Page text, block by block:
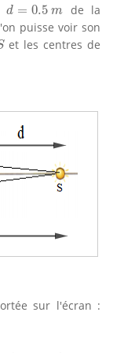
d = 0.5 m
d 0.5 m
de la
puisse voir son
et les centres de
sur l'écran :